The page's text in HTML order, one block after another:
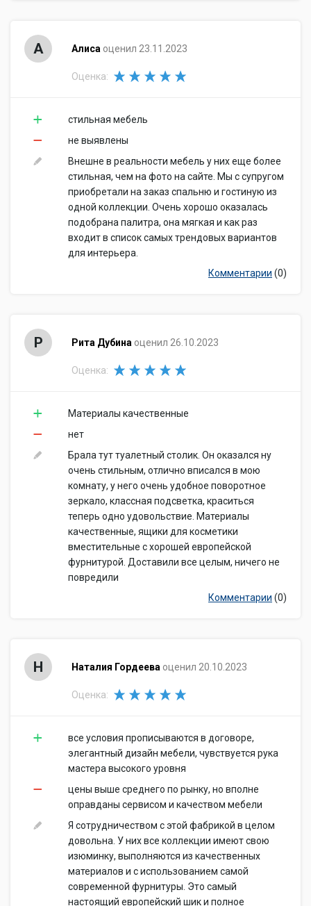
А Алиса оценил 23.11.2023
Оценка:
стильная мебель
не выявлены
Внешне в реальности мебель у них еще более
стильная, чем на фото на сайте. Мы с супругом
приобретали на заказ спальню и гостиную из
одной коллекции. Очень хорошо оказалась
подобрана палитра, она мягкая и как раз
входит в список самых трендовых вариантов
для интерьера.
Комментарии (0)
Р Рита Дубина оценил 26.10.2023
Оценка:
Материалы качественные
нет
Брала тут туалетный столик. Он оказался ну
очень стильным, отлично вписался в мою
комнату, у него очень удобное поворотное
зеркало, классная подсветка, краситься
теперь одно удовольствие. Материалы
качественные, ящики для косметики
вместительные с хорошей европейской
фурнитурой. Доставили все целым, ничего не
повредили
Комментарии (0)
Н Наталия Гордеева оценил 20.10.2023
Оценка:
все условия прописываются в договоре,
элегантный дизайн мебели, чувствуется рука
мастера высокого уровня
цены выше среднего по рынку, но вполне
оправданы сервисом и качеством мебели
Я сотрудничеством с этой фабрикой в целом
довольна. У них все коллекции имеют свою
изюминку, выполняются из качественных
материалов и с использованием самой
современной фурнитуры. Это самый
настоящий европейский шик и полное